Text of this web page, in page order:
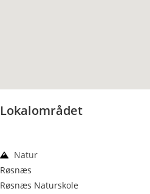
Lokalområdet
Natur
Røsnæs
Røsnæs Naturskole